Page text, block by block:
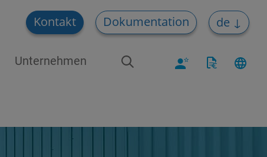
Kontakt Dokumentation de
Unternehmen